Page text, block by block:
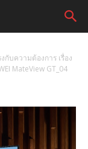
บความต้องการ เรื่อง
MateView GT_04